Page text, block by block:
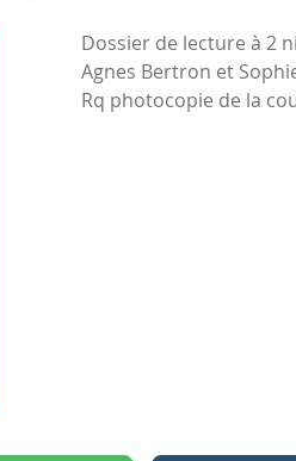
Dossier de lecture à 2
Agnes Bertron et
Rq photocopie de la